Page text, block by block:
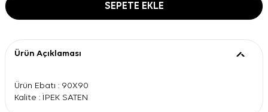
SEPETE EKLE
Ürün Açıklaması
Ürün Ebatı : 90X90
Kalite : İPEK SATEN